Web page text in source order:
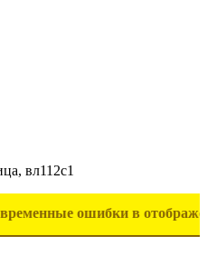
вл112с1
в отображении